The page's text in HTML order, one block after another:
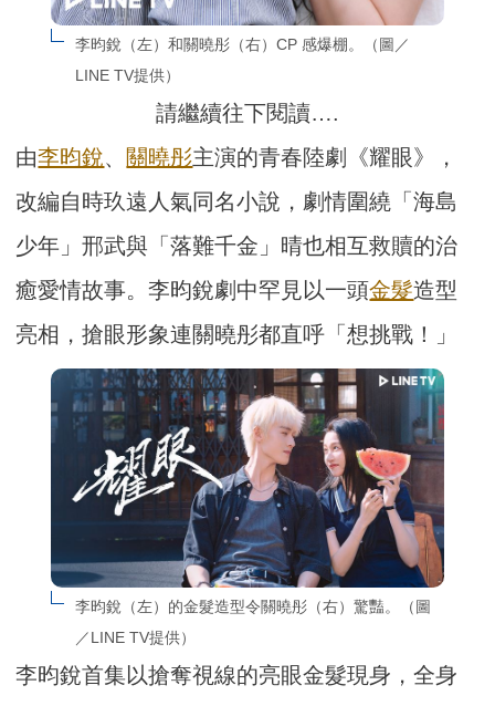
李昀銳（左）和關曉彤（右）CP 感爆棚。（圖／
LINE TV提供）
請繼續往下閱讀….
由李昀銳、 關曉彤主演的青春陸劇《耀眼》，
改編自時玖遠人氣同名小說，劇情圍繞「海島
少年」邢武與「落難千金」晴也相互救贖的治
癒愛情故事。李昀銳劇中罕見以一頭金髮造型
亮相，搶眼形象連關曉彤都直呼「想挑戰！」
李昀銳（左）的金髮造型令關曉彤（右）驚豔。（圖
／LINE TV提供）
李昀銳首集以搶奪視線的亮眼金髮現身，全身